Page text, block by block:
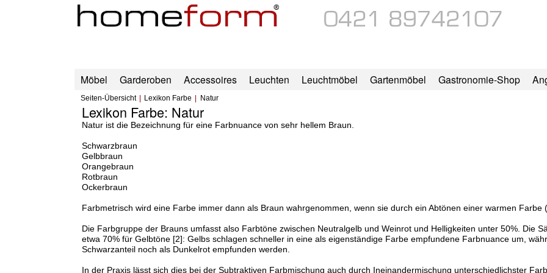
Möbel Garderoben Accessoires Leuchten Leuchtmöbel Gartenmöbel Gastronomie-Shop
Seiten-Übersicht Lexikon Farbe Natur
Lexikon Farbe: Natur
Natur ist die Bezeichnung für eine Farbnuance von sehr hellem Braun.
Schwarzbraun
Gelbbraun
Orangebraun
Rotbraun
Ockerbraun
Farbmetrisch wird eine Farbe immer dann als Braun wahrgenommen, wenn sie durch ein Abtönen einer warmen
Die Farbgruppe der Brauns umfasst also Farbtöne zwischen Neutralgelb und Weinrot und Helligkeiten unter 50%. Die
etwa 70% für Gelbtöne [2]: Gelbs schlagen schneller in eine als eigenständige Farbe empfundene Farbnuance um,
Schwarzanteil noch als Dunkelrot empfunden werden.
In der Praxis lässt sich dies bei der Subtraktiven Farbmischung auch durch Ineinandermischung unterschiedlichster